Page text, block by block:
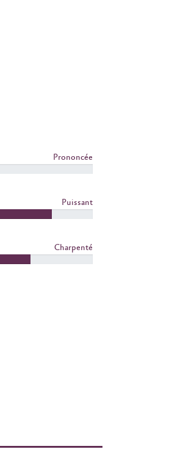
Prononcée
Puissant
Charpenté